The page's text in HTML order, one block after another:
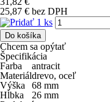
25,87 € bez DPH
Do košíka
Chcem sa opýtať
Špecifikácia
Farba
antracit
Materiáldrevo, oceľ
Výška
68 mm
Hĺbka
26 mm